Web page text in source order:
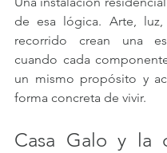
de esa lógica. Arte,
recorrido crean una
cuando cada
un mismo propósito y
forma concreta de vivir.
Casa Galo y la